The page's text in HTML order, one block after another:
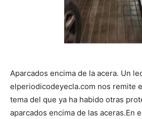
Aparcados encima de la acera. Un
elperiodicodeyecla.com nos remite
tema del que ya ha habido otras
aparcados encima de las aceras.En